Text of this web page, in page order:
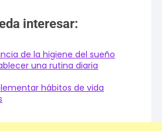
interesar:
de la higiene del sueño
una rutina diaria
hábitos de vida